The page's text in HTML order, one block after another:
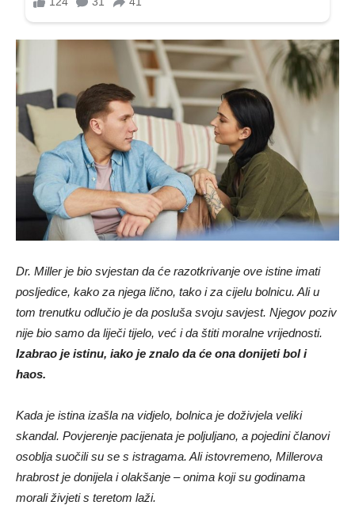
Dr. Miller je bio svjestan da će razotkrivanje ove istine imati
posljedice, kako za njega lično, tako i za cijelu bolnicu. Ali u
tom trenutku odlučio je da posluša svoju savjest. Njegov poziv
nije bio samo da liječi tijelo, već i da štiti moralne vrijednosti.
Izabrao je istinu, iako je znalo da će ona donijeti bol i
haos.
Kada je istina izašla na vidjelo, bolnica je doživjela veliki
skandal. Povjerenje pacijenata je poljuljano, a pojedini članovi
osoblja suočili su se s istragama. Ali istovremeno, Millerova
hrabrost je donijela i olakšanje – onima koji su godinama
morali živjeti s teretom laži.